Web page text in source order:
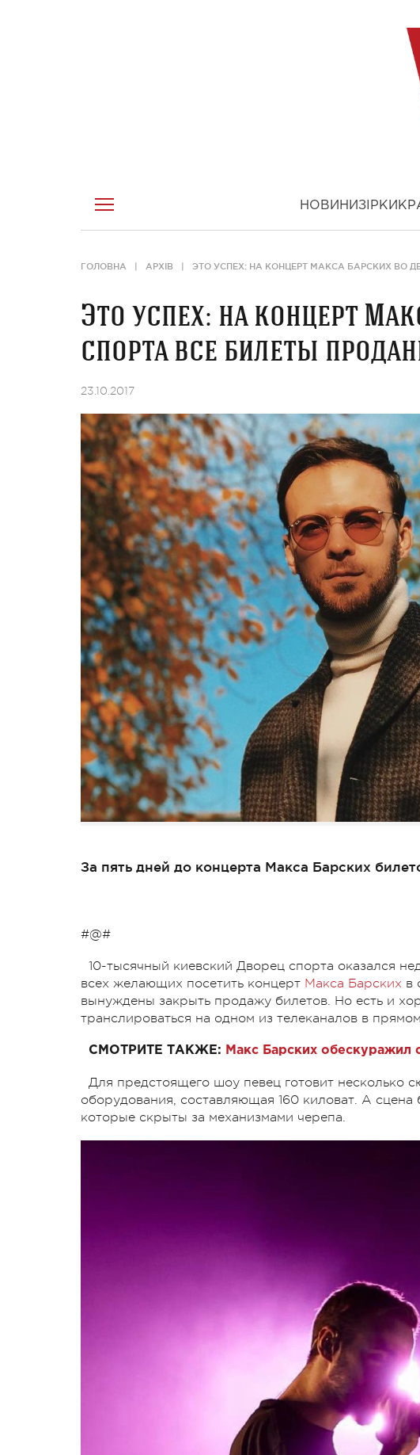
НОВИНИ ЗІРКИ
ГОЛОВНА АРХІВ ЭТО УСПЕХ: НА КОНЦЕРТ МАКСА БАРСКИХ ВО
Это успех: на концерт
спорта все билеты
23.10.2017
За пять дней до концерта Макса Барских
#@#
10-тысячный киевский Дворец спорта оказался
всех желающих посетить концерт Макса Барских в
вынуждены закрыть продажу билетов. Но есть и
транслироваться на одном из телеканалов в
СМОТРИТЕ ТАКЖЕ: Макс Барских обескуражил
Для предстоящего шоу певец готовит несколько
оборудования, составляющая 160 киловат. А
которые скрыты за механизмами черепа.